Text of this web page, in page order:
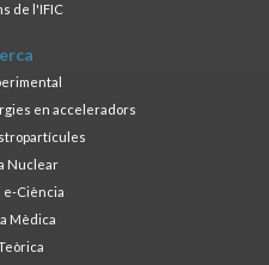
de l'IFIC
en acceleradors
Nuclear
e-Ciència
Mèdica